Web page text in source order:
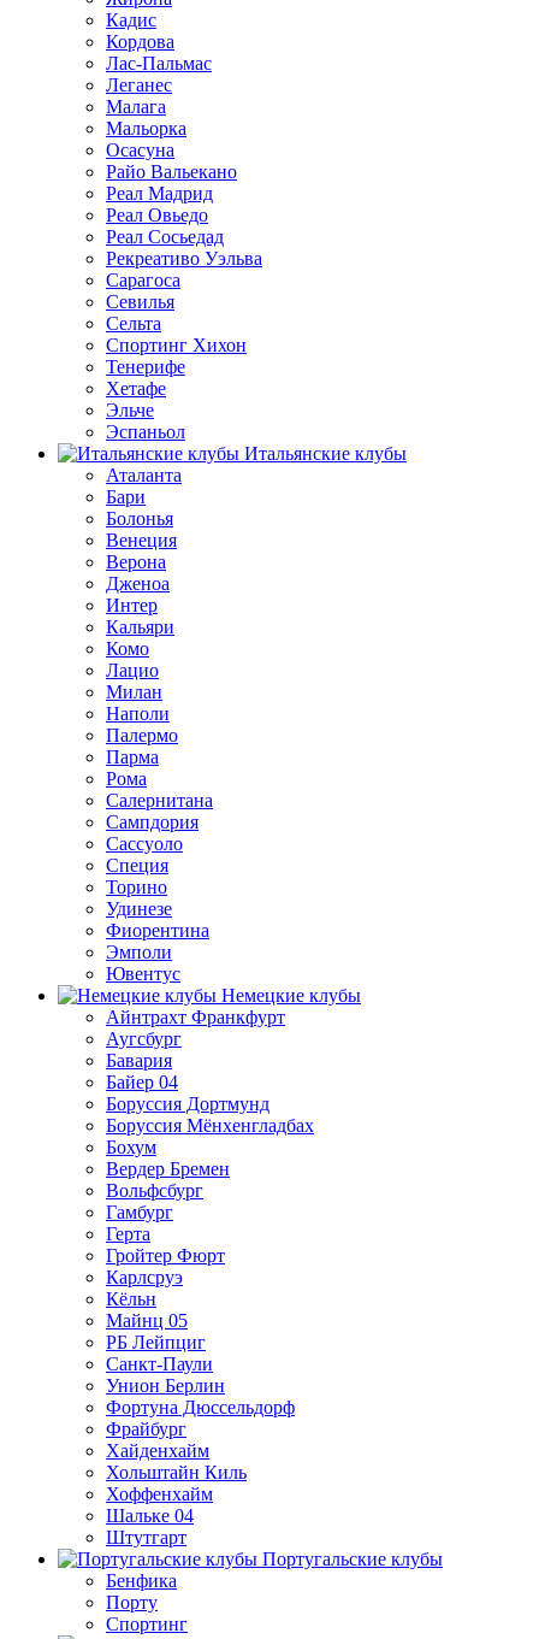
Кадис
Кордова
Лас-Пальмас
Леганес
Малага
Мальорка
Осасуна
Райо Вальекано
Реал Мадрид
Реал Овьедо
Реал Сосьедад
Рекреативо Уэльва
Сарагоса
Севилья
Сельта
Спортинг Хихон
Тенерифе
Хетафе
Эльче
Эспаньол
Итальянские клубы
Аталанта
Бари
Болонья
Венеция
Верона
Дженоа
Интер
Кальяри
Комо
Лацио
Милан
Наполи
Палермо
Парма
Рома
Салернитана
Сампдория
Сассуоло
Специя
Торино
Удинезе
Фиорентина
Эмполи
Ювентус
Немецкие клубы
Айнтрахт Франкфурт
Аугсбург
Бавария
Байер 04
Боруссия Дортмунд
Боруссия Мёнхенгладбах
Бохум
Вердер Бремен
Вольфсбург
Гамбург
Герта
Гройтер Фюрт
Карлсруэ
Кёльн
Майнц 05
РБ Лейпциг
Санкт-Паули
Унион Берлин
Фортуна Дюссельдорф
Фрайбург
Хайденхайм
Хольштайн Киль
Хоффенхайм
Шальке 04
Штутгарт
Португальские клубы
Бенфика
Порту
Спортинг